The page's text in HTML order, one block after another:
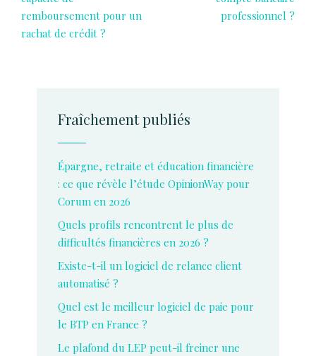
remboursement pour un
rachat de crédit ?
professionnel ?
Fraîchement publiés
Épargne, retraite et éducation financière
: ce que révèle l’étude OpinionWay pour
Corum en 2026
Quels profils rencontrent le plus de
difficultés financières en 2026 ?
Existe-t-il un logiciel de relance client
automatisé ?
Quel est le meilleur logiciel de paie pour
le BTP en France ?
Le plafond du LEP peut-il freiner une